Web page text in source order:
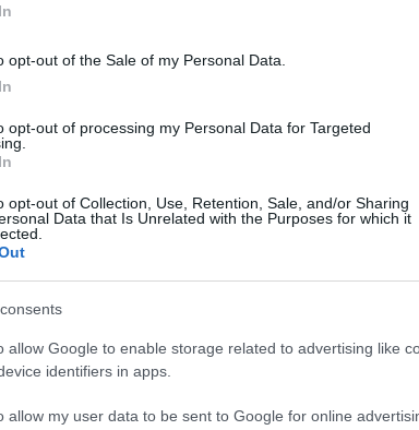
opt-out of the Sale of my Personal Data.
opt-out of processing my Personal Data for Targeted
opt-out of Collection, Use, Retention, Sale, and/or Sharing
Data that Is Unrelated with the Purposes for which it
allow Google to enable storage related to advertising like
identifiers in apps.
allow my user data to be sent to Google for online